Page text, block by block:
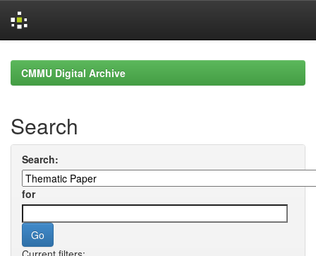
navigationCMMU Digital Archive
Search
Search:
for